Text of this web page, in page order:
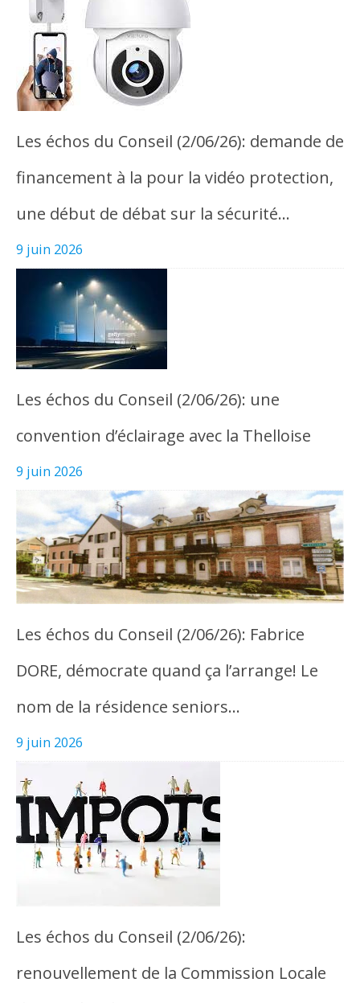
Les échos du Conseil (2/06/26): demande de
financement à la pour la vidéo protection,
une début de débat sur la sécurité…
9 juin 2026
Les échos du Conseil (2/06/26): une
convention d’éclairage avec la Thelloise
9 juin 2026
Les échos du Conseil (2/06/26): Fabrice
DORE, démocrate quand ça l’arrange! Le
nom de la résidence seniors…
9 juin 2026
Les échos du Conseil (2/06/26):
renouvellement de la Commission Locale